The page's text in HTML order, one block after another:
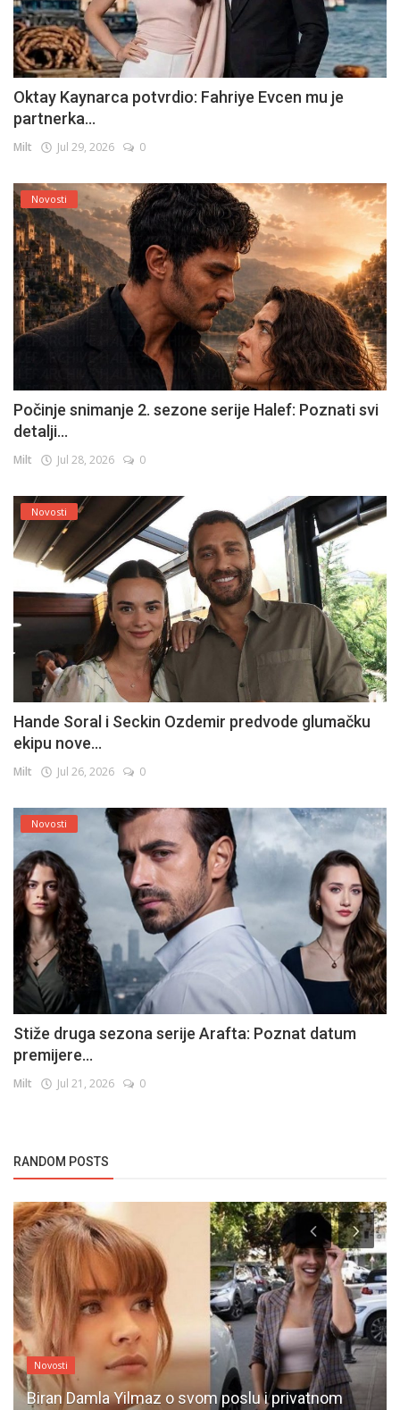
Oktay Kaynarca potvrdio: Fahriye Evcen mu je
partnerka...
Milt Jul 29, 2026 0
Novosti
Počinje snimanje 2. sezone serije Halef: Poznati svi
detalji...
Milt Jul 28, 2026 0
Novosti
Hande Soral i Seckin Ozdemir predvode glumačku
ekipu nove...
Milt Jul 26, 2026 0
Novosti
Stiže druga sezona serije Arafta: Poznat datum
premijere...
Milt Jul 21, 2026 0
RANDOM POSTS
Novosti
Biran Damla Yilmaz o svom poslu i privatnom